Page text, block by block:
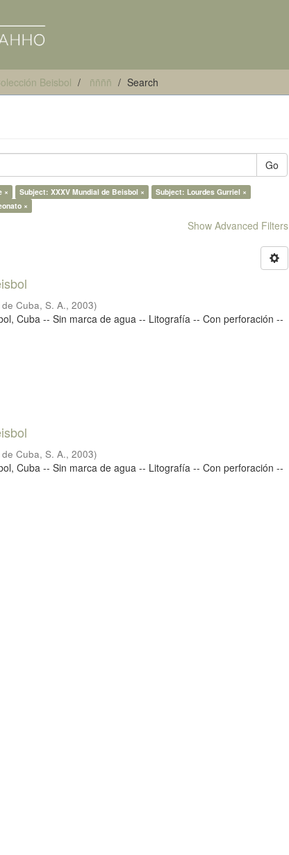
Beisbol ññññ Search
Go
× Subject: XXXV Mundial de Beisbol ×
Subject: Lourdes Gurriel ×
×
Show Advanced Filters
Cuba, S. A.,2003)
Cuba -- Sin marca de agua -- Litografía -- Con perforación --
Cuba, S. A.,2003)
Cuba -- Sin marca de agua -- Litografía -- Con perforación --